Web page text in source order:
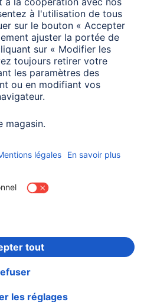
requise
fonctions sont utilisables ;
de Windows 11 et
installée
institutionnelles
Rappels récents